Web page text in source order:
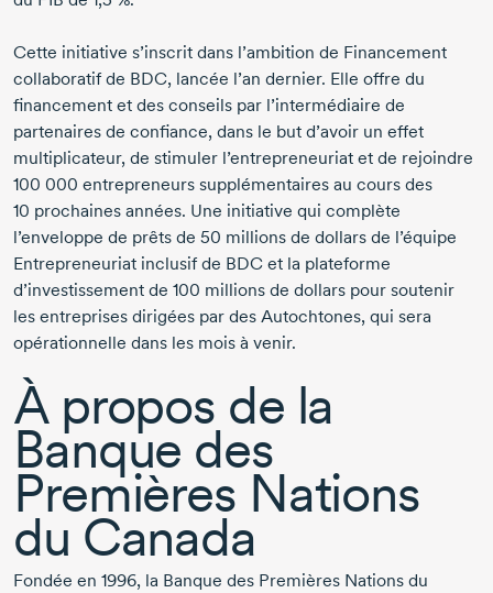
Cette initiative s’inscrit dans l’ambition de Financement
collaboratif de BDC, lancée l’an dernier. Elle offre du
financement et des conseils par l’intermédiaire de
partenaires de confiance, dans le but d’avoir un effet
multiplicateur, de stimuler l’entrepreneuriat et de rejoindre
100 000 entrepreneurs supplémentaires au cours des
10 prochaines années. Une initiative qui complète
l’enveloppe de prêts de 50 millions de dollars de l’équipe
Entrepreneuriat inclusif de BDC et la plateforme
d’investissement de 100 millions de dollars pour soutenir
les entreprises dirigées par des Autochtones, qui sera
opérationnelle dans les mois à venir.
À propos de la
Banque des
Premières Nations
du Canada
Fondée en 1996, la Banque des Premières Nations du